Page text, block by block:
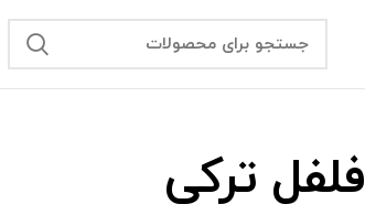
فلفل ترکی